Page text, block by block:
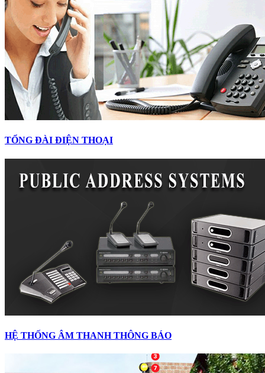
TỔNG ĐÀI ĐIỆN THOẠI
HỆ THỐNG ÂM THANH THÔNG BÁO